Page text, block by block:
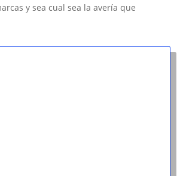
y sea cual sea la avería que